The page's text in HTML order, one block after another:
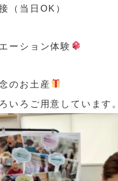
（当日OK）
ーション体験
のお土産
いろご用意しています。